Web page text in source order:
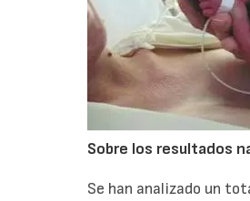
Sobre los resultados
Se han analizado un